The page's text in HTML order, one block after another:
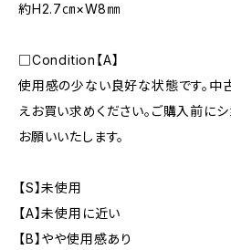
約H2.7㎝×W8㎜
□Condition【A】
使用感の少ない良好な状態です。中
えお買い求めください。ご購入前に
お願いいたします。
【S】未使用
【A】未使用に近い
【B】やや使用感あり